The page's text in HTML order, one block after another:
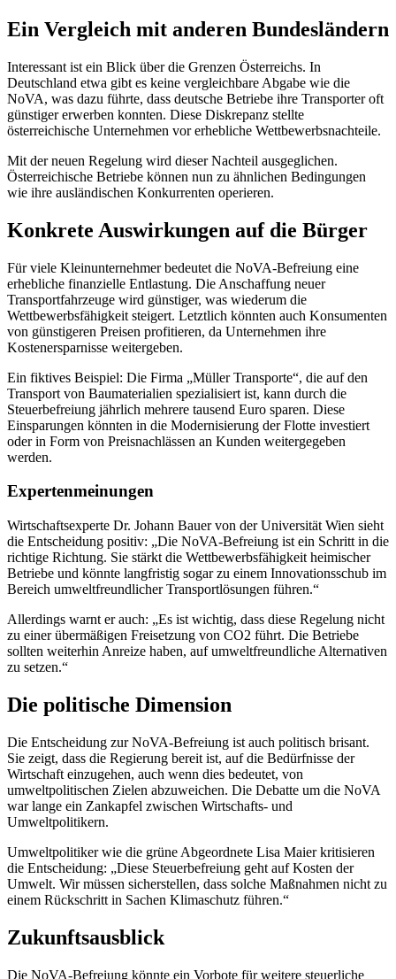
Ein Vergleich mit anderen Bundesländern
Interessant ist ein Blick über die Grenzen Österreichs. In
Deutschland etwa gibt es keine vergleichbare Abgabe wie die
NoVA, was dazu führte, dass deutsche Betriebe ihre Transporter oft
günstiger erwerben konnten. Diese Diskrepanz stellte
österreichische Unternehmen vor erhebliche Wettbewerbsnachteile.
Mit der neuen Regelung wird dieser Nachteil ausgeglichen.
Österreichische Betriebe können nun zu ähnlichen Bedingungen
wie ihre ausländischen Konkurrenten operieren.
Konkrete Auswirkungen auf die Bürger
Für viele Kleinunternehmer bedeutet die NoVA-Befreiung eine
erhebliche finanzielle Entlastung. Die Anschaffung neuer
Transportfahrzeuge wird günstiger, was wiederum die
Wettbewerbsfähigkeit steigert. Letztlich könnten auch Konsumenten
von günstigeren Preisen profitieren, da Unternehmen ihre
Kostenersparnisse weitergeben.
Ein fiktives Beispiel: Die Firma „Müller Transporte“, die auf den
Transport von Baumaterialien spezialisiert ist, kann durch die
Steuerbefreiung jährlich mehrere tausend Euro sparen. Diese
Einsparungen könnten in die Modernisierung der Flotte investiert
oder in Form von Preisnachlässen an Kunden weitergegeben
werden.
Expertenmeinungen
Wirtschaftsexperte Dr. Johann Bauer von der Universität Wien sieht
die Entscheidung positiv: „Die NoVA-Befreiung ist ein Schritt in die
richtige Richtung. Sie stärkt die Wettbewerbsfähigkeit heimischer
Betriebe und könnte langfristig sogar zu einem Innovationsschub im
Bereich umweltfreundlicher Transportlösungen führen.“
Allerdings warnt er auch: „Es ist wichtig, dass diese Regelung nicht
zu einer übermäßigen Freisetzung von CO2 führt. Die Betriebe
sollten weiterhin Anreize haben, auf umweltfreundliche Alternativen
zu setzen.“
Die politische Dimension
Die Entscheidung zur NoVA-Befreiung ist auch politisch brisant.
Sie zeigt, dass die Regierung bereit ist, auf die Bedürfnisse der
Wirtschaft einzugehen, auch wenn dies bedeutet, von
umweltpolitischen Zielen abzuweichen. Die Debatte um die NoVA
war lange ein Zankapfel zwischen Wirtschafts- und
Umweltpolitikern.
Umweltpolitiker wie die grüne Abgeordnete Lisa Maier kritisieren
die Entscheidung: „Diese Steuerbefreiung geht auf Kosten der
Umwelt. Wir müssen sicherstellen, dass solche Maßnahmen nicht zu
einem Rückschritt in Sachen Klimaschutz führen.“
Zukunftsausblick
Die NoVA-Befreiung könnte ein Vorbote für weitere steuerliche